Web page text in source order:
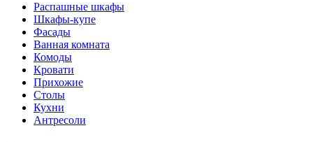
Распашные шкафы
Шкафы-купе
Фасады
Ванная комната
Комоды
Кровати
Прихожие
Столы
Кухни
Антресоли